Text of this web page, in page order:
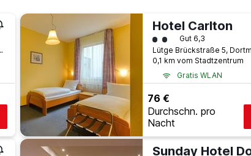
Deutschland
Hotel Carlton
Bewertungskategorie 2
Gut 6,3
0,1 km vom Stadtzentrum
Gratis WLAN
76 €
Durchschn. pro
Nacht